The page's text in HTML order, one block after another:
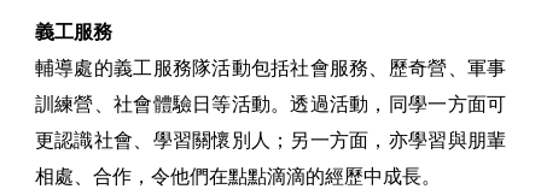
義工服務
輔導處的義工服務隊活動包括社會服務、歷奇營、軍事
訓練營、社會體驗日等活動。透過活動，同學一方面可
更認識社會、學習關懷別人；另一方面，亦學習與朋輩
相處、合作，令他們在點點滴滴的經歷中成長。